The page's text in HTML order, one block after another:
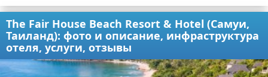
The Fair House Beach Resort & Hotel (Самуи,
Таиланд): фото и описание, инфраструктура
отеля, услуги, отзывы